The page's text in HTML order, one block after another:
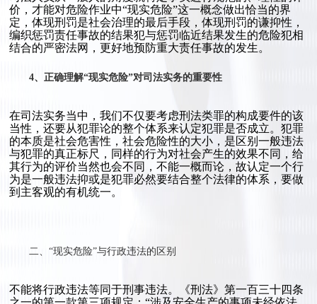
价，才能对危险作业中“现实危险”这一概念做出恰当的界
定，体现刑罚是社会治理的最后手段，体现刑罚的谦抑性，
编织惩罚责任事故的结果犯与惩罚临近结果发生的危险犯相
结合的严密法网，更好地预防重大责任事故的发生。
4、正确理解“现实危险”对司法实务的重要性
在司法实务当中，我们不仅要考虑刑法类罪的构成要件的该
当性，还要从犯罪论的整个体系来认定犯罪是否成立。犯罪
的本质是社会危害性，社会危险性的大小，是区别一般违法
与犯罪的真正标尺，同样的行为对社会产生的效果不同，给
其行为的评价当然也会不同，不能一概而论，故认定一个行
为是一般违法抑或是犯罪必然要结合整个法律的体系，要做
到主客观的有机统一。
二、“现实危险”与行政违法的区别
不能将行政违法等同于刑事违法。《刑法》第一百三十四条